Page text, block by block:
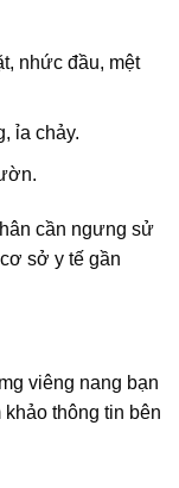
nhức đầu, mệt
ỉa chảy.
cần ngưng sử
sở y tế gần
viêng nang bạn
thông tin bên